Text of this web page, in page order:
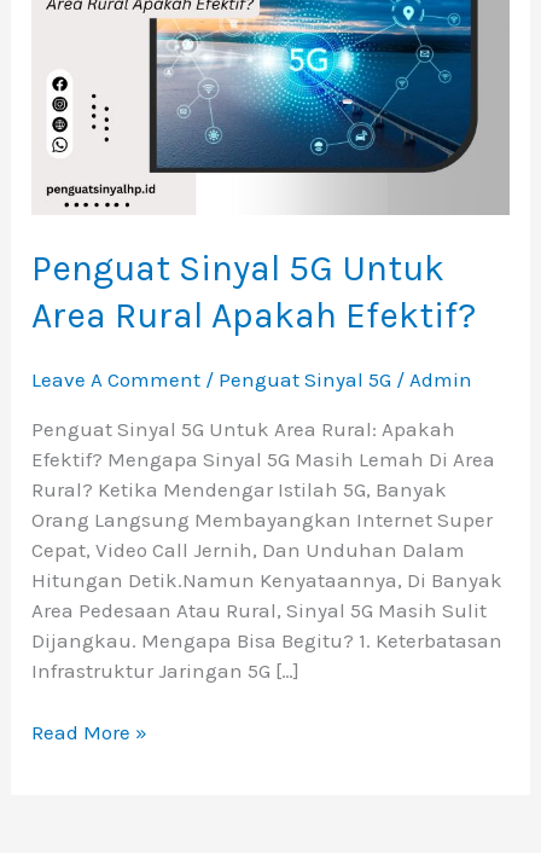
Penguat Sinyal 5G Untuk
Area Rural Apakah Efektif?
Leave A Comment / Penguat Sinyal 5G /Admin
Penguat Sinyal 5G Untuk Area Rural: Apakah
Efektif? Mengapa Sinyal 5G Masih Lemah Di Area
Rural? Ketika Mendengar Istilah 5G, Banyak
Orang Langsung Membayangkan Internet Super
Cepat, Video Call Jernih, Dan Unduhan Dalam
Hitungan Detik.Namun Kenyataannya, Di Banyak
Area Pedesaan Atau Rural, Sinyal 5G Masih Sulit
Dijangkau. Mengapa Bisa Begitu? 1. Keterbatasan
Infrastruktur Jaringan 5G […]
Apakah
Efektif?
Read More »